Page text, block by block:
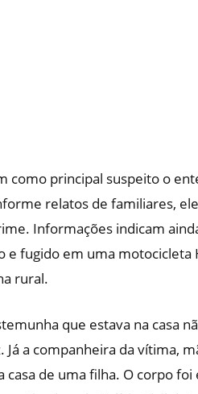
como principal suspeito o
relatos de familiares,
Informações indicam
e fugido em uma motocicleta
rural.
que estava na casa
a companheira da vítima,
casa de uma filha. O corpo